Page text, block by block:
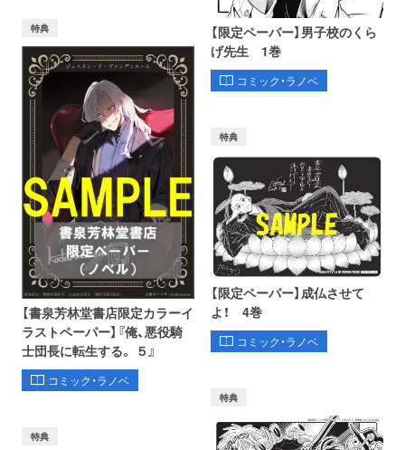
【限定ペーパー】男子校のくら
げ先生 1巻
コミック・ラノベ
特典
【書泉芳林堂書店限定カラーイ
ラストペーパー】『俺、悪役騎
士団長に転生する。 ５』
コミック・ラノベ
特典
【限定ペーパー】成仏させて
よ！ 4巻
コミック・ラノベ
特典
特典